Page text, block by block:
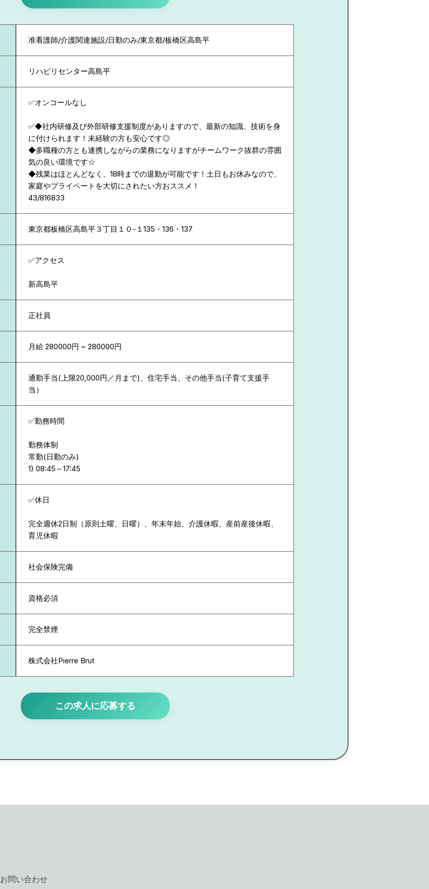
准看護師/介護関連施設/日勤のみ/東京都/板橋区高島平
リハビリセンター高島平
✅オンコールなし
✅◆社内研修及び外部研修支援制度がありますので、最新の知識、技術を身
に付けられます！未経験の方も安心です◎
◆多職種の方とも連携しながらの業務になりますがチームワーク抜群の雰囲
気の良い環境です☆
◆残業はほとんどなく、18時までの退勤が可能です！土日もお休みなので、
家庭やプライベートを大切にされたい方おススメ！
43/816833
東京都板橋区高島平３丁目１０-１135・136・137
✅アクセス
新高島平
正社員
月給 280000円 ~ 280000円
通勤手当(上限20,000円／月まで)、住宅手当、その他手当(子育て支援手
当）
✅勤務時間
勤務体制
常勤(日勤のみ)
✅休日
完全週休2日制（原則土曜、日曜）、年末年始、介護休暇、産前産後休暇、
育児休暇
社会保険完備
資格必須
完全禁煙
株式会社Pierre Brut
この求人に応募する
お問い合わせ